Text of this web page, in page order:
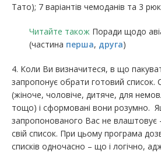
Тато); 7 варіантів чемоданів та 3
Читайте також Поради щодо
(частина перша, друга)
4. Коли Ви визначитеся, в що
запропонує обрати готовий список.
(жіноче, чоловіче, дитяче, для
тощо) і сформовані вони розумно.
запропонованого Вас не
свій список. При цьому програма
списків одночасно – що і логічно,